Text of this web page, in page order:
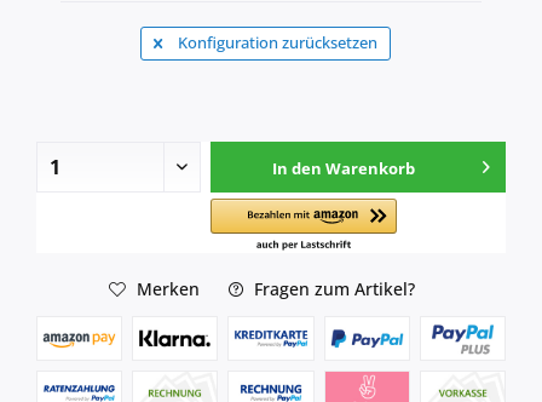
Konfiguration zurücksetzen
In den Warenkorb
Merken Fragen zum Artikel?